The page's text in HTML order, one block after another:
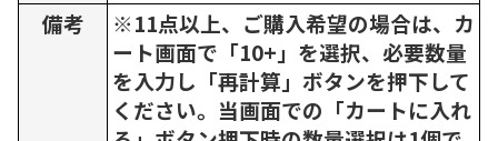
備考
※11点以上、ご購入希望の場合は、カ
ート画面で「10+」を選択、必要数量
を入力し「再計算」ボタンを押下して
ください。当画面での「カートに入れ